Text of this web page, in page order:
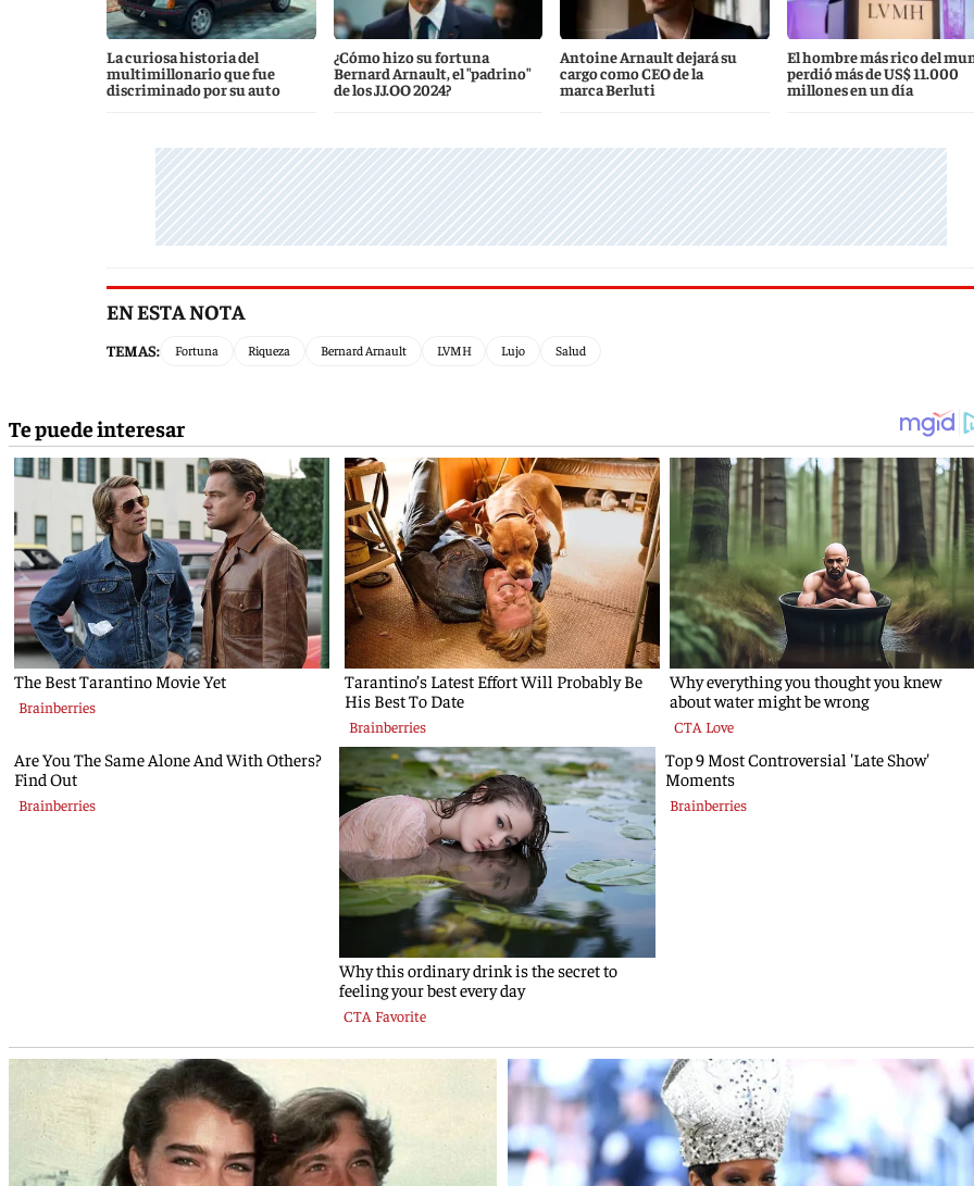
La curiosa historia del
multimillonario que fue
discriminado por su auto
¿Cómo hizo su fortuna
Bernard Arnault, el "padrino"
de los JJ.OO 2024?
Antoine Arnault dejará su
cargo como CEO de la
marca Berluti
El hombre más rico del
perdió más de US$ 11.000
millones en un día
EN ESTA NOTA
TEMAS: Fortuna Riqueza Bernard Arnault LVMH Lujo Salud